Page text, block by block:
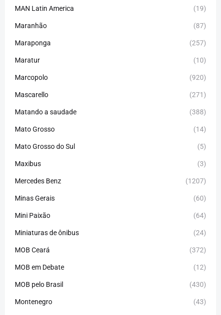
MAN Latin America (19)
Maranhão (87)
Maraponga (257)
Maratur (10)
Marcopolo (920)
Mascarello (271)
Matando a saudade (388)
Mato Grosso (14)
Mato Grosso do Sul (5)
Maxibus (3)
Mercedes Benz (1207)
Minas Gerais (60)
Mini Paixão (64)
Miniaturas de ônibus (24)
MOB Ceará (372)
MOB em Debate (12)
MOB pelo Brasil (430)
Montenegro (43)